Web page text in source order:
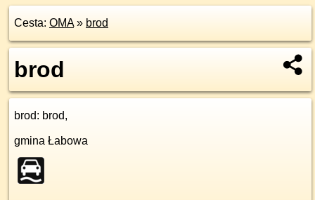
Cesta: OMA» brod
brod
brod: brod,
gmina Łabowa